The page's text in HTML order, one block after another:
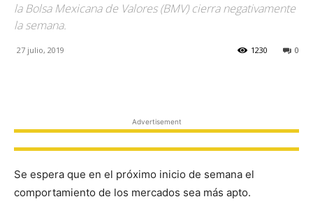
la Bolsa Mexicana de Valores (BMV) cierra negativamente
la semana.
27 julio, 2019 0
1230
Advertisement
Se espera que en el próximo inicio de semana el
comportamiento de los mercados sea más apto.